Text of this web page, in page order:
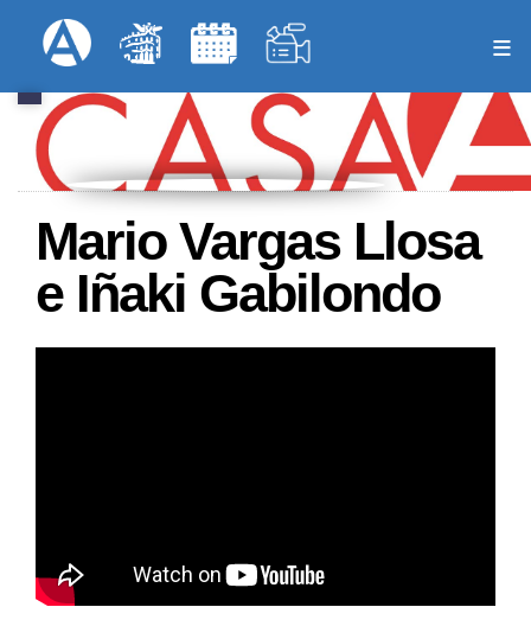
al
principal
Menú Superior
Mario Vargas Llosa
e Iñaki Gabilondo